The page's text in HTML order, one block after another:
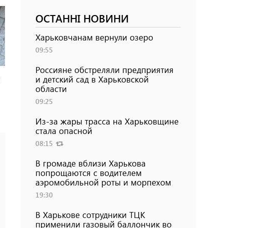
ОСТАННІ НОВИНИ
Харьковчанам вернули озеро
09:55
Россияне обстреляли предприятия
и детский сад в Харьковской
области
09:25
Из-за жары трасса на Харьковщине
стала опасной
08:15
В громаде вблизи Харькова
попрощаются с водителем
аэромобильной роты и морпехом
19:30
В Харькове сотрудники ТЦК
применили газовый баллончик во